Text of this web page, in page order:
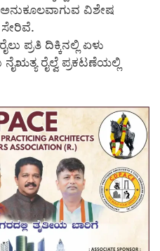
ವಿಶೇಷ
ಪ್ರತಿ ದಿಕ್ಕಿನಲ್ಲಿ ಏಳು
ರೈಲ್ವೆ ಪ್ರಕಟಣೆಯಲ್ಲಿ